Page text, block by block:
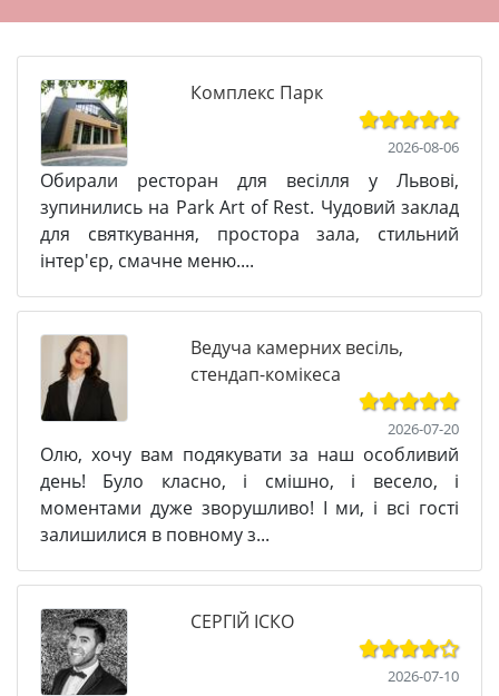
Комплекс Парк
2026-08-06
Обирали ресторан для весілля у Львові,
зупинились на Park Art of Rest. Чудовий заклад
для святкування, простора зала, стильний
інтер'єр, смачне меню....
Ведуча камерних весіль,
стендап-комікеса
2026-07-20
Олю, хочу вам подякувати за наш особливий
день! Було класно, і смішно, і весело, і
моментами дуже зворушливо! І ми, і всі гості
залишилися в повному з...
СЕРГІЙ ІСКО
2026-07-10